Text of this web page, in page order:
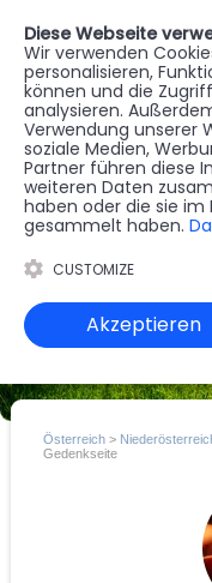
MENU
Österreich >
Gedenkseite
Diese Webseite
Wir verwenden
personalisieren,
können und die
analysieren.
Verwendung unserer
soziale Medien,
Partner führen diese
weiteren Daten
haben oder die sie im
gesammelt haben.
CUSTOMIZE
Akzeptieren